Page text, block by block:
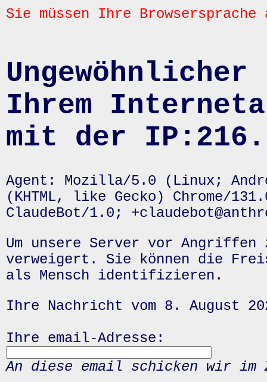
Sie müssen Ihre
Ihrem
mit der
Agent: Mozilla/5.0 (Linux;
(KHTML, like Gecko) Chrome/
ClaudeBot/1.0;
Um unsere Server vor
verweigert. Sie können die
als Mensch identifizieren.
Ihre Nachricht vom 8. August
Ihre email-Adresse:
An diese email schicken wir